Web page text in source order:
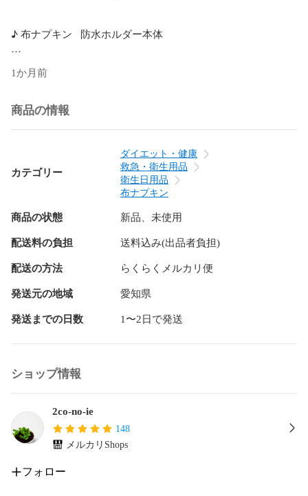
♪ 布ナプキン   防水ホルダー本体
横 約21cm（ハネを広げた状態）
柄面 綿100%（ダブルガーゼ）
透湿性防水シート
肌面 綿100%（両面起毛ネル生地)
ボタン プラスチックスナップ
♪ライナー  ハンカチタイプ　２枚
両面起毛ネル生地２層
♪ライナー 　パッドタイプ　２枚
縦約23cm  横（中央部分）約8.5cm
両面起毛ネル生地４層（ネル生地４枚を重ねてあります）
更することができますので変更ご希望の場合お買い上げ直後
ハンカチタイプライナーは縦三つ折りにしてホルダーにセッ
トしてお使い下さい。
生地にみられる黒や茶色っぽいつぶつぶは無漂白の生地の特
性（綿かす）です(*^^*)
翌日発送を心がけていますが遅れる場合がありますので、そ
の際はご連絡させて頂きます✨
1か月前
商品の情報
カテゴリー
ダイエット・健康
救急・衛生用品
衛生日用品
布ナプキン
商品の状態 新品、未使用
配送料の負担 送料込み(出品者負担)
配送の方法 らくらくメルカリ便
発送元の地域 愛知県
発送までの日数 1〜2日で発送
ショップ情報
2co-no-ie
148
メルカリShops
フォロー